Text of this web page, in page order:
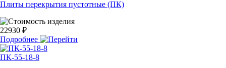
Плиты перекрытия пустотные (ПК)
22930 ₽
Подробнее
ПК-55-18-8